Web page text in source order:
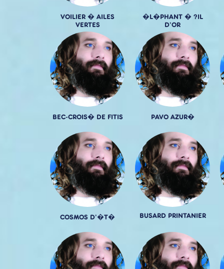
VOILIER � AILES
VERTES
�L�PHANT � ?IL
D'OR
BEC-CROIS� DE FITIS PAVO AZUR�
COSMOS D'�T� BUSARD PRINTANIER